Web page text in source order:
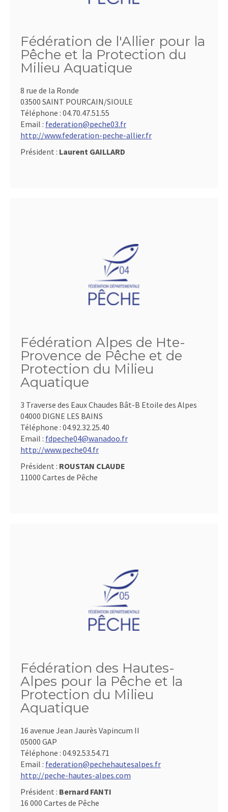
Fédération de l'Allier pour la
Pêche et la Protection du
Milieu Aquatique
8 rue de la Ronde
03500 SAINT POURCAIN/SIOULE
Téléphone : 04.70.47.51.55
Email : federation@peche03.fr
http://www.federation-peche-allier.fr
Président : Laurent GAILLARD
Fédération Alpes de Hte-
Provence de Pêche et de
Protection du Milieu
Aquatique
3 Traverse des Eaux Chaudes Bât-B Etoile des Alpes
04000 DIGNE LES BAINS
Téléphone : 04.92.32.25.40
Email : fdpeche04@wanadoo.fr
http://www.peche04.fr
Président : ROUSTAN CLAUDE
11000 Cartes de Pêche
Fédération des Hautes-
Alpes pour la Pêche et la
Protection du Milieu
Aquatique
16 avenue Jean Jaurès Vapincum II
05000 GAP
Téléphone : 04.92.53.54.71
Email : federation@pechehautesalpes.fr
http://peche-hautes-alpes.com
Président : Bernard FANTI
16 000 Cartes de Pêche